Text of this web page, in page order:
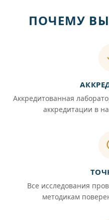
ПОЧЕМУ
Аккредитованная
аккредитации в
Все исследования
методикам